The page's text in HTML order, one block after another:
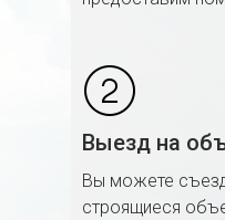
Выезд на
Вы можете
строящиеся